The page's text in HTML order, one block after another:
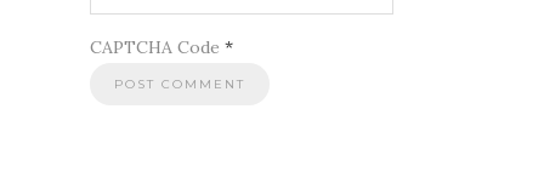
CAPTCHA Code *